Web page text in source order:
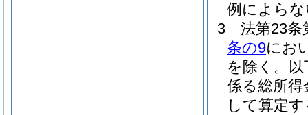
例によら
3
法第23条
条の9にお
を除く。
係る総所得
して算定